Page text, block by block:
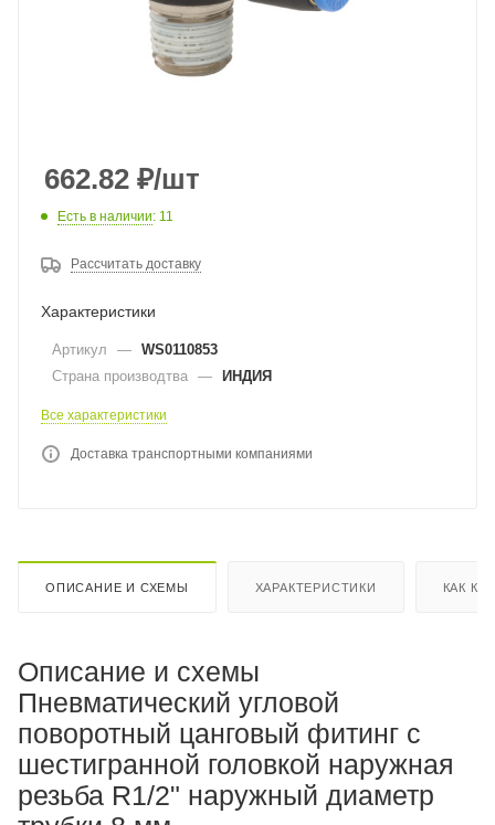
662.82 ₽/шт
Есть в наличии: 11
Рассчитать доставку
Характеристики
Артикул — WS0110853
Страна производтва — ИНДИЯ
Все характеристики
Доставка транспортными компаниями
ОПИСАНИЕ И СХЕМЫ ХАРАКТЕРИСТИКИ КАК
Описание и схемы
Пневматический угловой
поворотный цанговый фитинг с
шестигранной головкой наружная
резьба R1/2" наружный диаметр